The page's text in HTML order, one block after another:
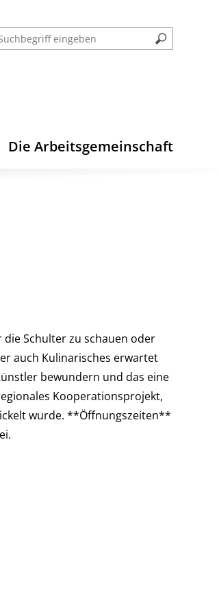
Die Arbeitsgemeinschaft
Schulter zu schauen oder
auch Kulinarisches erwartet
bewundern und das eine
Kooperationsprojekt,
wurde. **Öffnungszeiten**